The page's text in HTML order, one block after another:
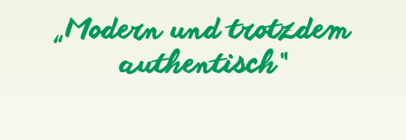
„Modern und trotzdem
authentisch“